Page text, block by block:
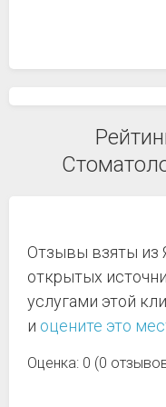
Отзывы взяты из
открытых
услугами этой
и оцените это
Оценка: 0 (0